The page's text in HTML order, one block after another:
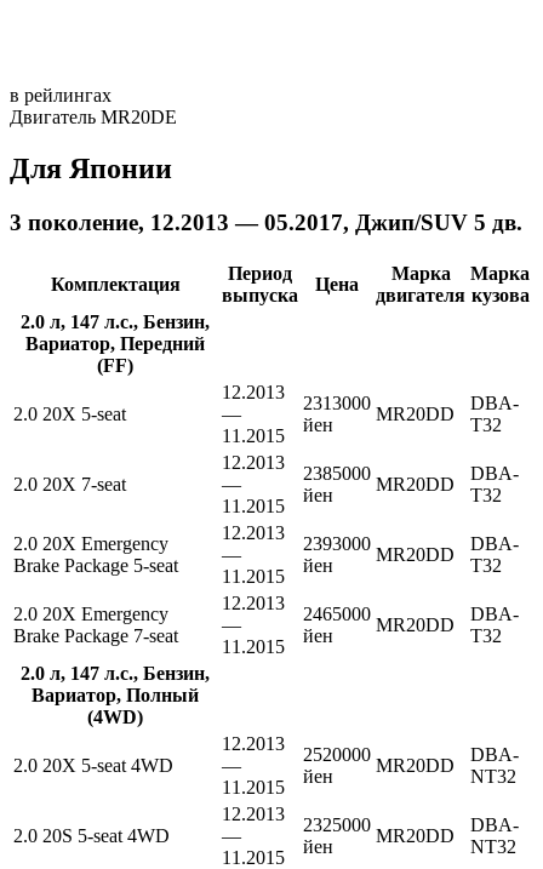
в рейлингах
Двигатель MR20DE
Для Японии
3 поколение, 12.2013 — 05.2017, Джип/SUV 5 дв.
Комплектация
Период
выпуска
Цена
Марка
двигателя
Марка
кузова
2.0 л, 147 л.с., Бензин,
Вариатор, Передний
(FF)
2.0 20X 5-seat
12.2013
—
11.2015
2313000
йен
MR20DD
DBA-
T32
2.0 20X 7-seat
12.2013
—
11.2015
2385000
йен
MR20DD
DBA-
T32
2.0 20X Emergency
Brake Package 5-seat
12.2013
—
11.2015
2393000
йен
MR20DD
DBA-
T32
2.0 20X Emergency
Brake Package 7-seat
12.2013
—
11.2015
2465000
йен
MR20DD
DBA-
T32
2.0 л, 147 л.с., Бензин,
Вариатор, Полный
(4WD)
2.0 20X 5-seat 4WD
12.2013
—
11.2015
2520000
йен
MR20DD
DBA-
NT32
2.0 20S 5-seat 4WD
12.2013
—
11.2015
2325000
йен
MR20DD
DBA-
NT32